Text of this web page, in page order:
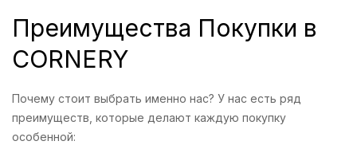
Преимущества Покупки в
CORNERY
Почему стоит выбрать именно нас? У нас есть ряд
преимуществ, которые делают каждую покупку
особенной: